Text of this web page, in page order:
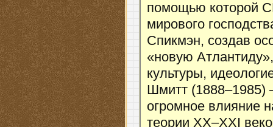
помощью которой
мирового
Спикмэн, создав
«новую
культуры,
Шмитт (1888–1985)
огромное влияние
теории XX–XXI